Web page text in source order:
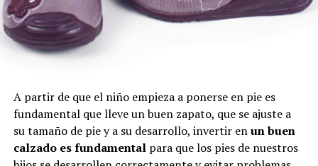
A partir de que el niño empieza a ponerse en pie es
fundamental que lleve un buen zapato, que se ajuste a
su tamaño de pie y a su desarrollo, invertir enun buen
calzado es fundamentalpara que los pies de nuestros